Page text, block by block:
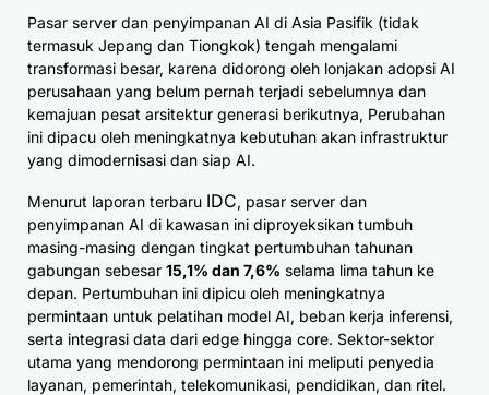
Pasar server dan penyimpanan AI di Asia Pasifik (tidak
termasuk Jepang dan Tiongkok) tengah mengalami
transformasi besar, karena didorong oleh lonjakan adopsi AI
perusahaan yang belum pernah terjadi sebelumnya dan
kemajuan pesat arsitektur generasi berikutnya, Perubahan
ini dipacu oleh meningkatnya kebutuhan akan infrastruktur
yang dimodernisasi dan siap AI.
Menurut laporan terbaru IDC, pasar server dan
penyimpanan AI di kawasan ini diproyeksikan tumbuh
masing-masing dengan tingkat pertumbuhan tahunan
gabungan sebesar 15,1% dan 7,6% selama lima tahun ke
depan. Pertumbuhan ini dipicu oleh meningkatnya
permintaan untuk pelatihan model AI, beban kerja inferensi,
serta integrasi data dari edge hingga core. Sektor-sektor
utama yang mendorong permintaan ini meliputi penyedia
layanan, pemerintah, telekomunikasi, pendidikan, dan ritel.